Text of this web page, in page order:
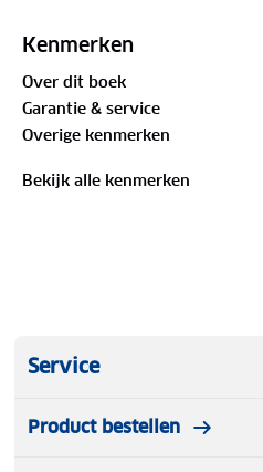
en details over lokale
de-Port via Roncesvalles
Somport (Camino
voor je wandelavontuur.
Kenmerken
Over dit boek
Garantie & service
Overige kenmerken
Bekijk alle kenmerken
Service
Product bestellen